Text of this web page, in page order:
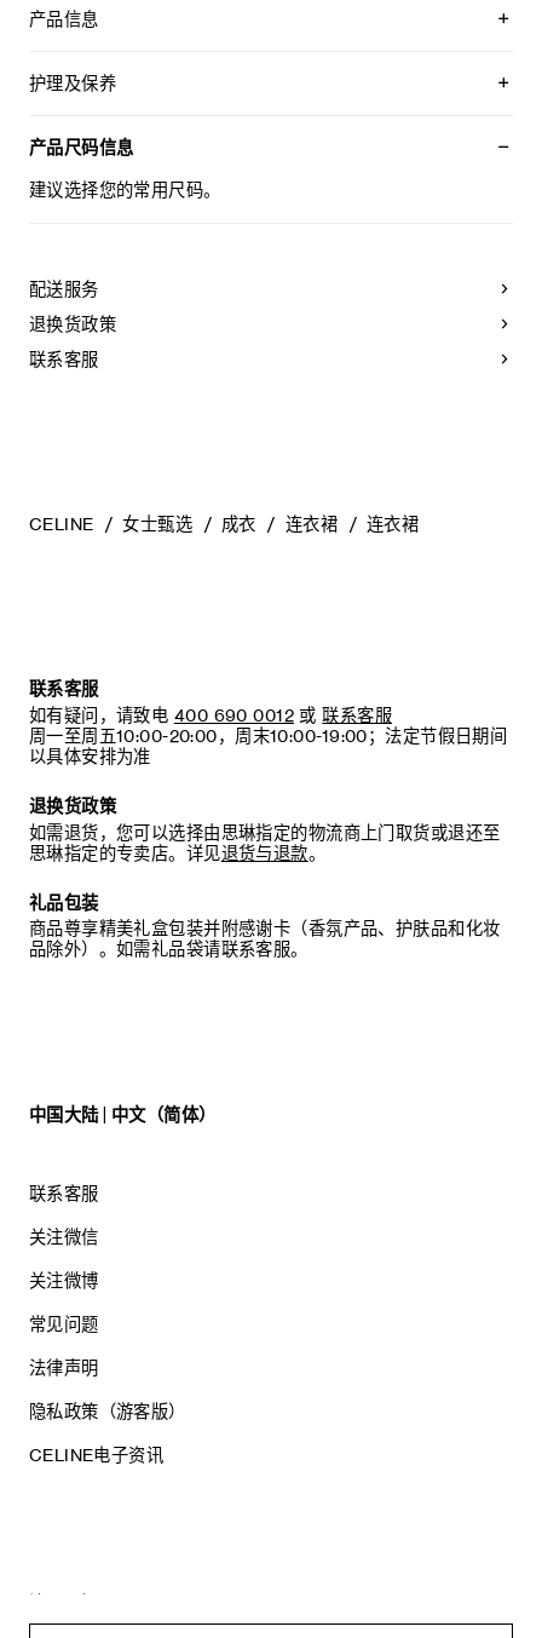
产品信息
修身版型
系带露背设计
背部肩带饰1枚包扣
意大利制造
护理及保养
仅使用不含漂白剂的洗衣产品。
不可熨烫。
产品尺码信息
建议选择您的常用尺码。
配送服务
退换货政策
联系客服
CELINE 女士甄选 成衣 连衣裙 连衣裙
联系客服
如有疑问，请致电 400 690 0012 或 联系客服
周一至周五10:00-20:00，周末10:00-19:00；法定节假日期间
以具体安排为准
退换货政策
如需退货，您可以选择由思琳指定的物流商上门取货或退还至
思琳指定的专卖店。详见退货与退款。
礼品包装
商品尊享精美礼盒包装并附感谢卡（香氛产品、护肤品和化妆
品除外）。如需礼品袋请联系客服。
中国大陆 | 中文（简体）
联系客服
关注微信
关注微博
常见问题
法律声明
隐私政策（游客版）
CELINE电子资讯
思琳商贸（上海）有限公司